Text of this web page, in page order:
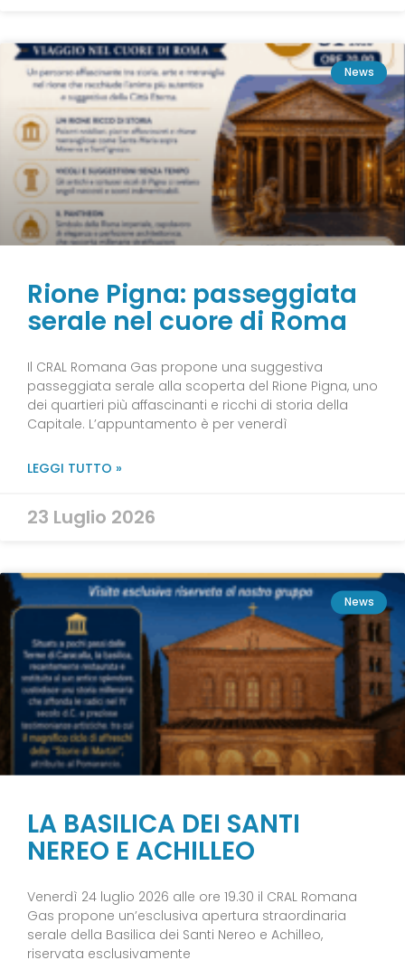
News
Rione Pigna: passeggiata
serale nel cuore di Roma
Il CRAL Romana Gas propone una suggestiva
passeggiata serale alla scoperta del Rione Pigna, uno
dei quartieri più affascinanti e ricchi di storia della
Capitale. L’appuntamento è per venerdì
LEGGI TUTTO »
23 Luglio 2026
News
LA BASILICA DEI SANTI
NEREO E ACHILLEO
Venerdì 24 luglio 2026 alle ore 19.30 il CRAL Romana
Gas propone un’esclusiva apertura straordinaria
serale della Basilica dei Santi Nereo e Achilleo,
riservata esclusivamente